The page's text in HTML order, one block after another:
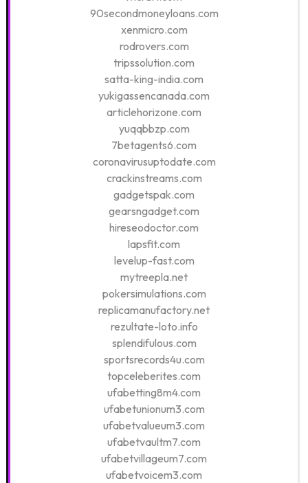
90secondmoneyloans.com
xenmicro.com
rodrovers.com
tripssolution.com
satta-king-india.com
yukigassencanada.com
articlehorizone.com
yuqqbbzp.com
7betagents6.com
coronavirusuptodate.com
crackinstreams.com
gadgetspak.com
gearsngadget.com
hireseodoctor.com
lapsfit.com
levelup-fast.com
mytreepla.net
pokersimulations.com
replicamanufactory.net
rezultate-loto.info
splendifulous.com
sportsrecords4u.com
topceleberites.com
ufabetting8m4.com
ufabetunionum3.com
ufabetvalueum3.com
ufabetvaultm7.com
ufabetvillageum7.com
ufabetvoicem3.com